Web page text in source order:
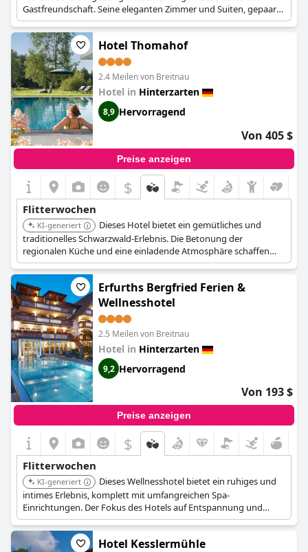
Gastfreundschaft. Seine eleganten Zimmer und Suiten, gepaart
mit einem Fokus auf Wellness und gehobener Küche, schaffen
eine ideale Atmosphäre für eine unvergessliche Hochzeitsreise.
Hotel Thomahof
2.4 Meilen von Breitnau
Hotel in Hinterzarten
8,9 Hervorragend
Von 405 $
Preise anzeigen
$
Flitterwochen
KI-generiert
Dieses Hotel bietet ein gemütliches und
traditionelles Schwarzwald-Erlebnis. Die Betonung der
regionalen Küche und eine einladende Atmosphäre schaffen
einen charmanten Rahmen für romantische Flitterwochen.
Erfurths Bergfried Ferien &
Wellnesshotel
2.5 Meilen von Breitnau
Hotel in Hinterzarten
9,2 Hervorragend
Von 193 $
Preise anzeigen
$
Flitterwochen
KI-generiert
Dieses Wellnesshotel bietet ein ruhiges und
intimes Erlebnis, komplett mit umfangreichen Spa-
Einrichtungen. Der Fokus des Hotels auf Entspannung und
Verjüngung macht es zu einer perfekten Wahl für Paare, die
einen friedlichen Hochzeitsreise-Rückzugsort suchen.
Hotel Kesslermühle